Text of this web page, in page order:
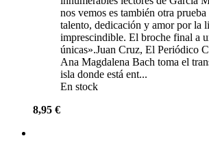
nos vemos es también otra
talento, dedicación y amor por la
imprescindible. El broche final a
únicas».Juan Cruz, El Periódico
Ana Magdalena Bach toma el
isla donde está ent...
En stock
8,95 €